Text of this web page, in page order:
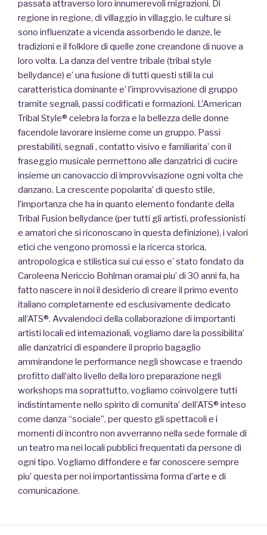
passata attraverso loro innumerevoli migrazioni. Di
regione in regione, di villaggio in villaggio, le culture si
sono influenzate a vicenda assorbendo le danze, le
tradizioni e il folklore di quelle zone creandone di nuove a
loro volta. La danza del ventre tribale (tribal style
bellydance) e’ una fusione di tutti questi stili la cui
caratteristica dominante e’ l’improvvisazione di gruppo
tramite segnali, passi codificati e formazioni. L’American
Tribal Style® celebra la forza e la bellezza delle donne
facendole lavorare insieme come un gruppo. Passi
prestabiliti, segnali , contatto visivo e familiarita’ con il
fraseggio musicale permettono alle danzatrici di cucire
insieme un canovaccio di improvvisazione ogni volta che
danzano. La crescente popolarita’ di questo stile,
l’importanza che ha in quanto elemento fondante della
Tribal Fusion bellydance (per tutti gli artisti, professionisti
e amatori che si riconoscano in questa definizione), i valori
etici che vengono promossi e la ricerca storica,
antropologica e stilistica sui cui esso e’ stato fondato da
Caroleena Nericcio Bohlman oramai piu’ di 30 anni fa, ha
fatto nascere in noi il desiderio di creare il primo evento
italiano completamente ed esclusivamente dedicato
all’ATS®. Avvalendoci della collaborazione di importanti
artisti locali ed internazionali, vogliamo dare la possibilita’
alle danzatrici di espandere il proprio bagaglio
ammirandone le performance negli showcase e traendo
profitto dall’alto livello della loro preparazione negli
workshops ma soprattutto, vogliamo coinvolgere tutti
indistintamente nello spirito di comunita’ dell’ATS® inteso
come danza “sociale”, per questo gli spettacoli e i
momenti di incontro non avverranno nella sede formale di
un teatro ma nei locali pubblici frequentati da persone di
ogni tipo. Vogliamo diffondere e far conoscere sempre
piu’ questa per noi importantissima forma d’arte e di
comunicazione.